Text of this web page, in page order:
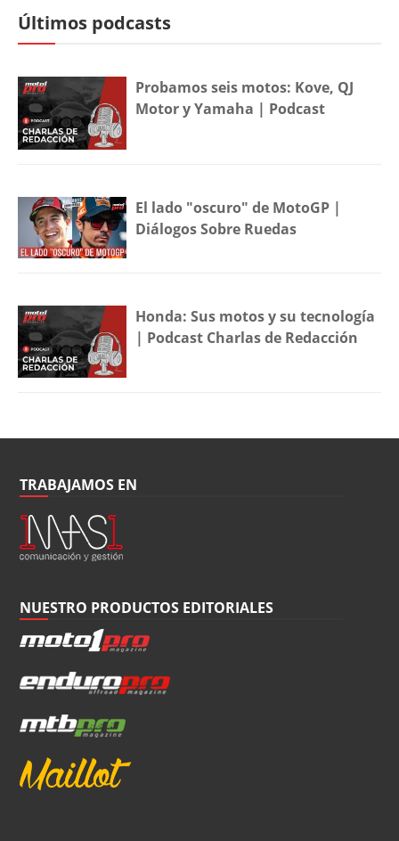
Últimos podcasts
Probamos seis motos: Kove, QJ
Motor y Yamaha | Podcast
El lado "oscuro" de MotoGP |
Diálogos Sobre Ruedas
Honda: Sus motos y su tecnología
| Podcast Charlas de Redacción
TRABAJAMOS EN
NUESTRO PRODUCTOS EDITORIALES